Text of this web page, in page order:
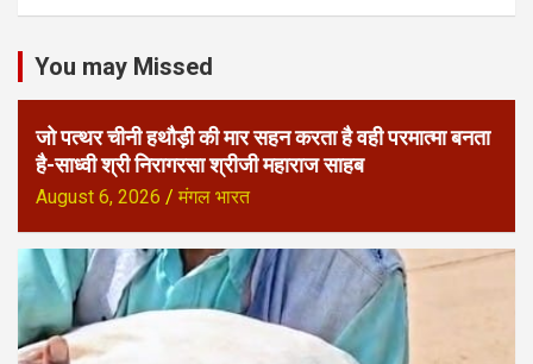
You may Missed
जो पत्थर चीनी हथौड़ी की मार सहन करता है वही परमात्मा बनता
है-साध्वी श्री निरागरसा श्रीजी महाराज साहब
August 6, 2026 मंगल भारत